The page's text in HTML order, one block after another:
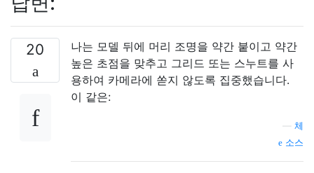
20
나는 모델 뒤에 머리 조명을 약간 붙이고 약간
높은 초점을 맞추고 그리드 또는 스누트를 사
용하여 카메라에 쏟지 않도록 집중했습니다.
이 같은:
체
소스